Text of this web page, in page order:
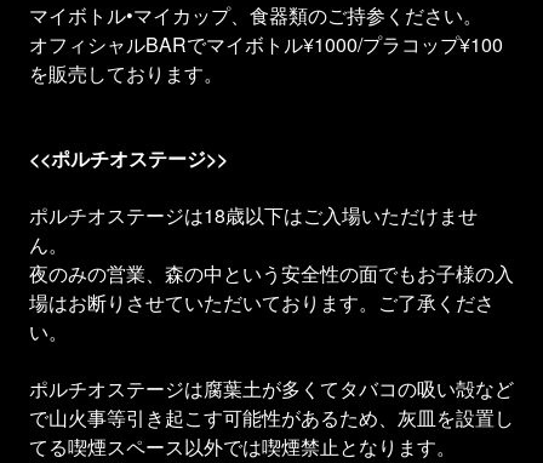
マイボトル•マイカップ、食器類のご持参ください。
オフィシャルBARでマイボトル¥1000/プラコップ¥100
を販売しております。
<<ポルチオステージ>>
ポルチオステージは18歳以下はご入場いただけませ
ん。
夜のみの営業、森の中という安全性の面でもお子様の入
場はお断りさせていただいております。ご了承くださ
い。
ポルチオステージは腐葉土が多くてタバコの吸い殻など
で山火事等引き起こす可能性があるため、灰皿を設置し
てる喫煙スペース以外では喫煙禁止となります。